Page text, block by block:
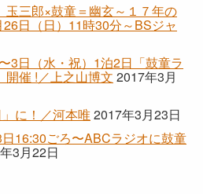
玉三郎×鼓童＝幽玄～１７年の
日（日）11時30分～BSジャ
3日（水・祝）1泊2日「鼓童ラ
開催 !／上之山博文 2017年3月
に！／河本唯2017年3月23日
日16:30ごろ〜ABCラジオに鼓童
3月22日